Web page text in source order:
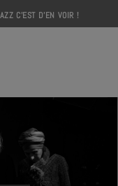
C'EST D'EN VOIR !